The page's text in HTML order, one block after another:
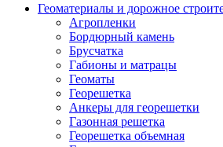
Геоматериалы и дорожное
Агропленки
Бордюрный камень
Брусчатка
Габионы и матрацы
Геоматы
Георешетка
Анкеры для георешетки
Газонная решетка
Георешетка объемная